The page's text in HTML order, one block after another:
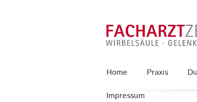
Home Praxis
Impressum